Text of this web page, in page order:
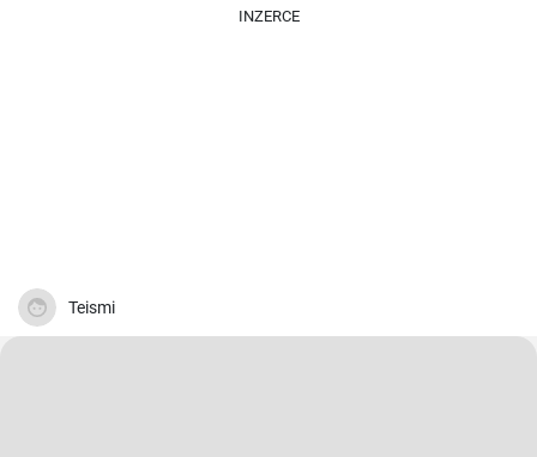
INZERCE
Teismi